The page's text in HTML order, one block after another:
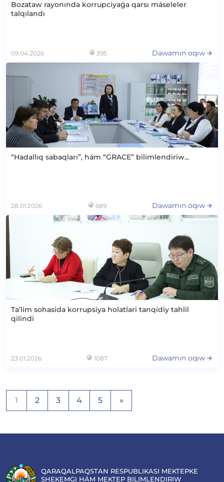
Bozataw rayonında korrupciyaǵa qarsı máseleler
talqılandı
09.04.2026 395 Dawamın oqıw
“Hadallıq sabaqları”, hám “GRACE” bilimlendiriw...
28.01.2026 689 Dawamın oqıw
Ta’lim sohasida korrupsiya holatlari tanqidiy tahlil
qilindi
23.01.2026 1087 Dawamın oqıw
Posts
navigation
1 2 3 4 5 »
QARAQALPAQSTAN RESPUBLIKASI MEKTEPKE
SHEKEMGI HÁM MEKTEP BILIMLENDIRIW